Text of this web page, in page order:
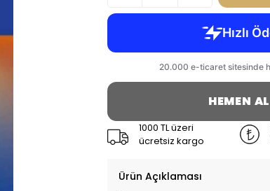
HEMEN AL
1000 TL üzeri
ücretsiz kargo
Ürün Açıklaması